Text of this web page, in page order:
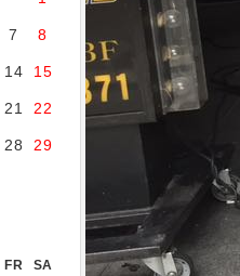
7 8
14 15
21 22
28 29
FR SA